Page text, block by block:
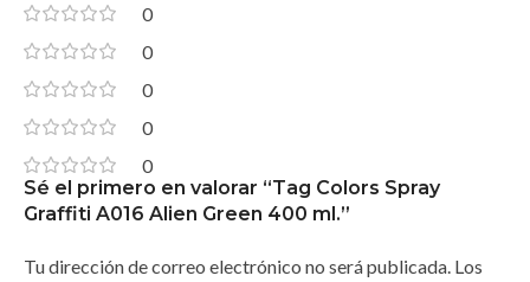
0
0
0
0
0
Sé el primero en valorar “Tag Colors Spray
Graffiti A016 Alien Green 400 ml.”
Tu dirección de correo electrónico no será publicada. Los